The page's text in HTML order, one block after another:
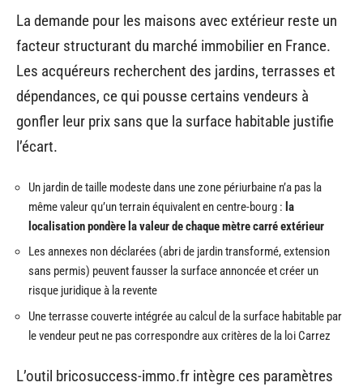
La demande pour les maisons avec extérieur reste un
facteur structurant du marché immobilier en France.
Les acquéreurs recherchent des jardins, terrasses et
dépendances, ce qui pousse certains vendeurs à
gonfler leur prix sans que la surface habitable justifie
l’écart.
Un jardin de taille modeste dans une zone périurbaine n’a pas la
même valeur qu’un terrain équivalent en centre-bourg : la
localisation pondère la valeur de chaque mètre carré extérieur
Les annexes non déclarées (abri de jardin transformé, extension
sans permis) peuvent fausser la surface annoncée et créer un
risque juridique à la revente
Une terrasse couverte intégrée au calcul de la surface habitable par
le vendeur peut ne pas correspondre aux critères de la loi Carrez
L’outil bricosuccess-immo.fr intègre ces paramètres